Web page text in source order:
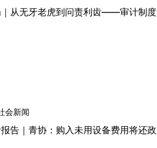
从无牙老虎到问责利齿——审计制
会新闻
告｜青协：购入未用设备费用将还